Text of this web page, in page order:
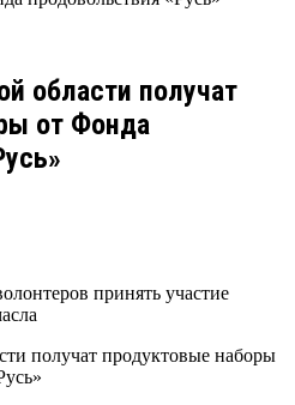
области получат
от Фонда
принять участие